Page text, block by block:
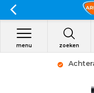
zoeken
menu